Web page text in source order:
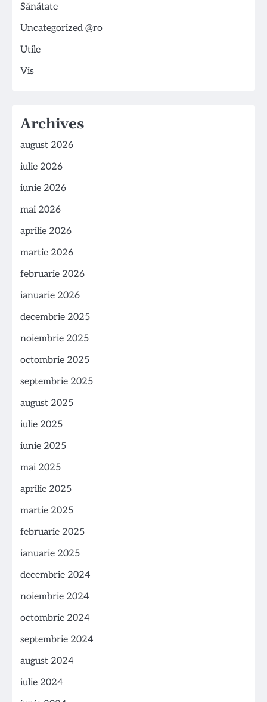
Sănătate
Uncategorized @ro
Utile
Vis
Archives
august 2026
iulie 2026
iunie 2026
mai 2026
aprilie 2026
martie 2026
februarie 2026
ianuarie 2026
decembrie 2025
noiembrie 2025
octombrie 2025
septembrie 2025
august 2025
iulie 2025
iunie 2025
mai 2025
aprilie 2025
martie 2025
februarie 2025
ianuarie 2025
decembrie 2024
noiembrie 2024
octombrie 2024
septembrie 2024
august 2024
iulie 2024